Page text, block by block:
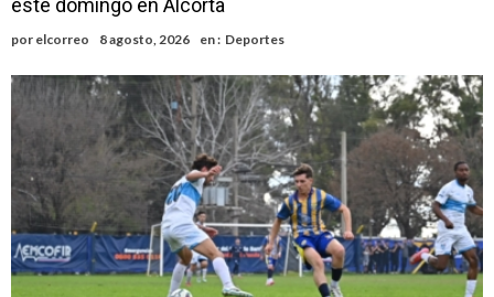
Faltas por presuntas irregularidades
Villada: el viento provocó el desprendimiento del techo del galpón
del ferrocarril
Violento robo en la zona rural de Firmat: maniataron a una pareja de
adultos mayores
Colecta solidaria de juguetes en Firmat para el EPI y el Hospital
Vilela
este domingo en Alcorta
por elcorreo 8 agosto, 2026 en : Deportes